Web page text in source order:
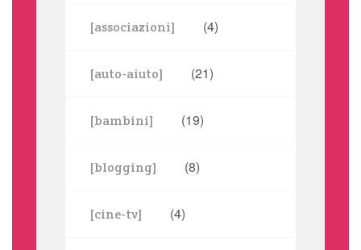
[associazioni] (4)
[auto-aiuto] (21)
[bambini] (19)
[blogging] (8)
[cine-tv] (4)